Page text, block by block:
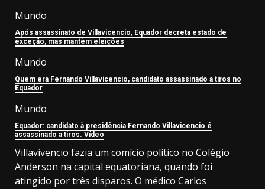
Mundo
Após assassinato de Villavicencio, Equador decreta estado de
exceção, mas mantém eleições
Mundo
Quem era Fernando Villavicencio, candidato assassinado a tiros no
Equador
Mundo
Equador: candidato à presidência Fernando Villavicencio é
assassinado a tiros. Vídeo
Villavivencio fazia um comício político no Colégio
Anderson na capital equatoriana, quando foi
atingido por três disparos. O médico Carlos